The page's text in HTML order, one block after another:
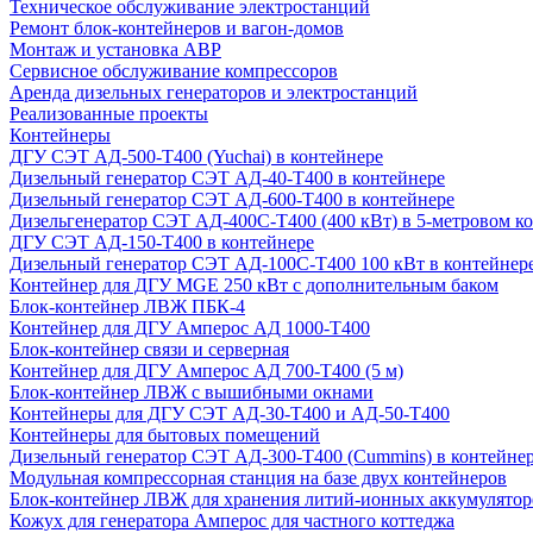
Техническое обслуживание электростанций
Ремонт блок-контейнеров и вагон-домов
Монтаж и установка АВР
Сервисное обслуживание компрессоров
Аренда дизельных генераторов и электростанций
Реализованные проекты
Контейнеры
ДГУ СЭТ АД-500-Т400 (Yuchai) в контейнере
Дизельный генератор СЭТ АД-40-Т400 в контейнере
Дизельный генератор СЭТ АД-600-Т400 в контейнере
Дизельгенератор СЭТ АД-400С-Т400 (400 кВт) в 5-метровом
ДГУ СЭТ АД-150-Т400 в контейнере
Дизельный генератор СЭТ АД-100С-Т400 100 кВт в
Контейнер для ДГУ MGE 250 кВт с дополнительным баком
Блок-контейнер ЛВЖ ПБК-4
Контейнер для ДГУ Амперос АД 1000-Т400
Блок-контейнер связи и серверная
Контейнер для ДГУ Амперос АД 700-Т400 (5 м)
Блок-контейнер ЛВЖ с вышибными окнами
Контейнеры для ДГУ СЭТ АД-30-Т400 и АД-50-Т400
Контейнеры для бытовых помещений
Дизельный генератор СЭТ АД-300-Т400 (Cummins) в
Модульная компрессорная станция на базе двух контейнеров
Блок-контейнер ЛВЖ для хранения литий-ионных
Кожух для генератора Амперос для частного коттеджа